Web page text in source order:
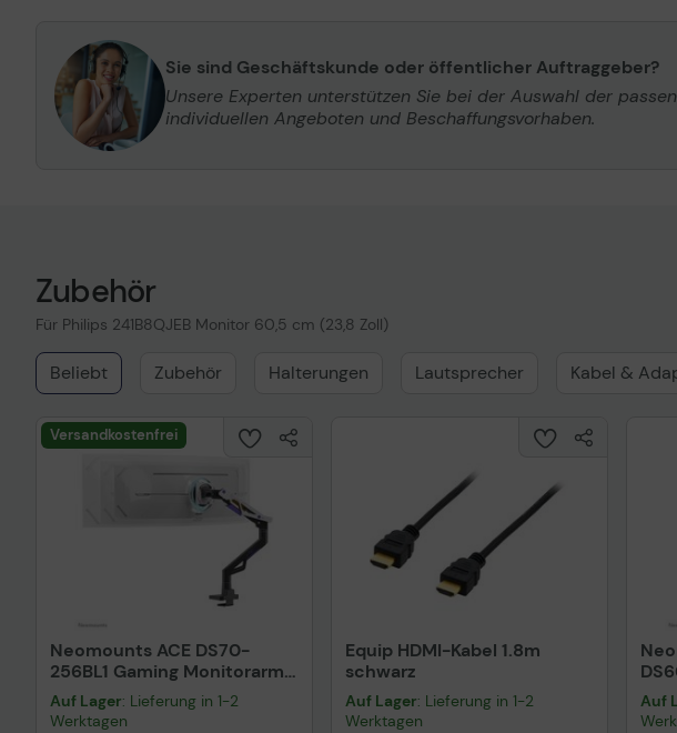
Sie sind Geschäftskunde oder öffentlicher Auftraggeber?
Unsere Experten unterstützen Sie bei der Auswahl der
individuellen Angeboten und Beschaffungsvorhaben.
Zubehör
Für Philips 241B8QJEB Monitor 60,5 cm (23,8 Zoll)
Beliebt Zubehör Halterungen Lautsprecher Kabel &
Versandkostenfrei
Neomounts ACE DS70-
256BL1 Gaming Monitorarm
Tischhalterung 61-145 cm
24-57 Zoll
Auf Lager: Lieferung in 1-2
Werktagen
Equip HDMI-Kabel 1.8m
schwarz
Auf Lager: Lieferung in 1-2
Werktagen
Auf